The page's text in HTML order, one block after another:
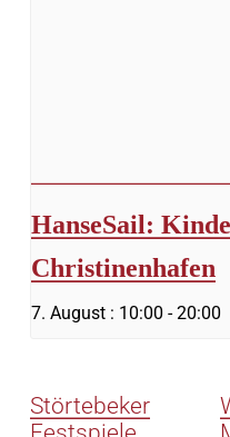
HanseSail:
Christinenhafen
7. August : 10:00 - 20:00
Störtebeker